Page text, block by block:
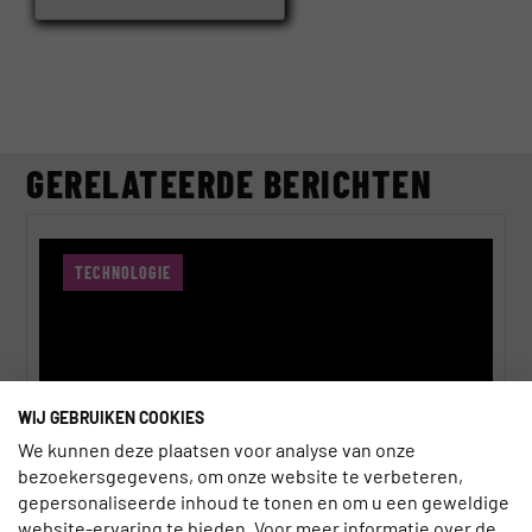
GERELATEERDE BERICHTEN
TECHNOLOGIE
WIJ GEBRUIKEN COOKIES
We kunnen deze plaatsen voor analyse van onze
bezoekersgegevens, om onze website te verbeteren,
gepersonaliseerde inhoud te tonen en om u een geweldige